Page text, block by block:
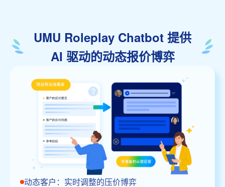
UMU Roleplay Chatbot 提供
AI 驱动的动态报价博弈
动态客户：实时调整的压价博弈